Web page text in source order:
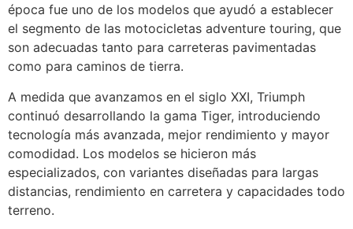
época fue uno de los modelos que ayudó a establecer
el segmento de las motocicletas adventure touring, que
son adecuadas tanto para carreteras pavimentadas
como para caminos de tierra.
A medida que avanzamos en el siglo XXI, Triumph
continuó desarrollando la gama Tiger, introduciendo
tecnología más avanzada, mejor rendimiento y mayor
comodidad. Los modelos se hicieron más
especializados, con variantes diseñadas para largas
distancias, rendimiento en carretera y capacidades todo
terreno.